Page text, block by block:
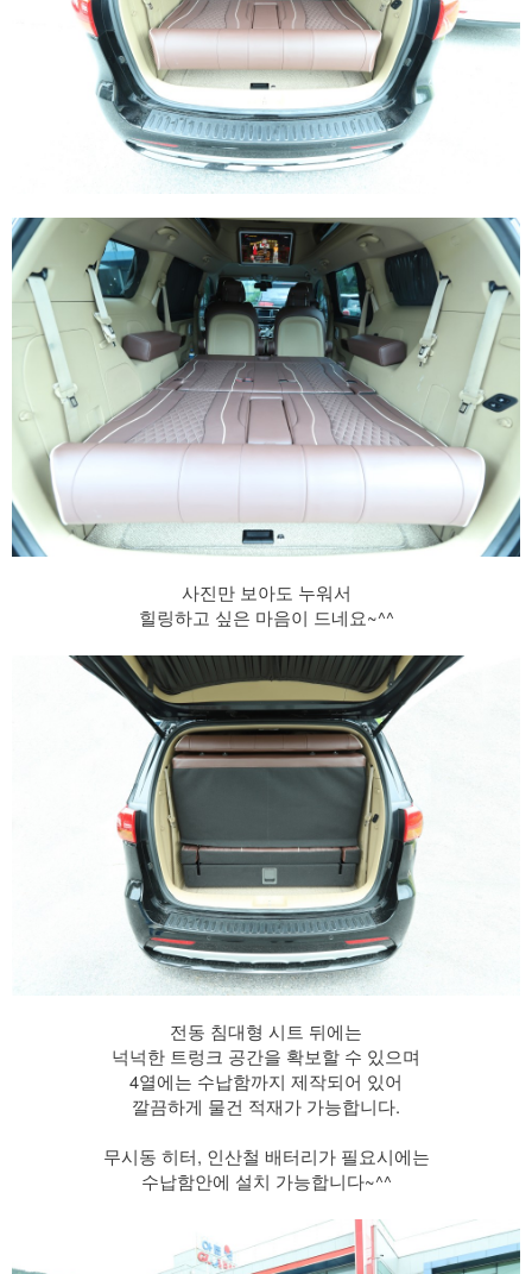
사진만 보아도 누워서
힐링하고 싶은 마음이 드네요~^^
전동 침대형 시트 뒤에는
넉넉한 트렁크 공간을 확보할 수 있으며
4열에는 수납함까지 제작되어 있어
깔끔하게 물건 적재가 가능합니다.
​ 무시동 히터, 인산철 배터리가 필요시에는
수납함안에 설치 가능합니다~^^